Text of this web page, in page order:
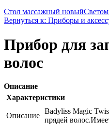
Стол массажный новый
Вернуться к: Приборы и
Прибор для
волос
Описание
Характеристики
Описание
Badyliss Magic
прядей